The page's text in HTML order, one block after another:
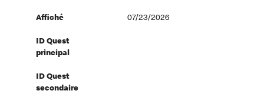
Affiché 07/23/2026
ID Quest
principal
ID Quest
secondaire